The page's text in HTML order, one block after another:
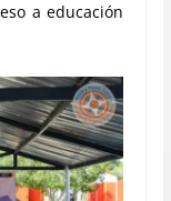
a educación